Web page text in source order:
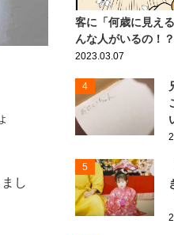
し
客に「何歳に見え
んな人がいるの！
2023.03.07
4
5